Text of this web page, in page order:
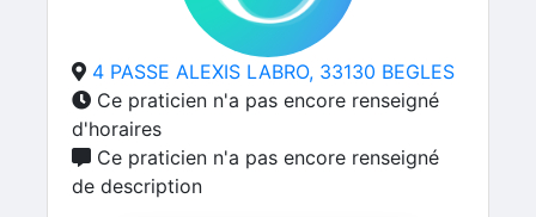
4 PASSE ALEXIS LABRO, 33130 BEGLES
Ce praticien n'a pas encore renseigné
d'horaires
Ce praticien n'a pas encore renseigné
de description